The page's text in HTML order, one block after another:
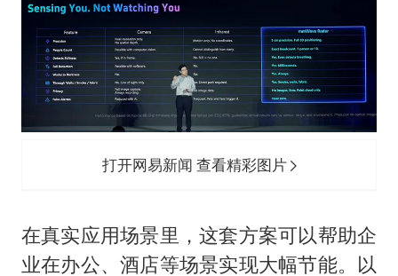
打开网易新闻 查看精彩图片
在真实应用场景里，这套方案可以帮助企
业在办公、酒店等场景实现大幅节能。以